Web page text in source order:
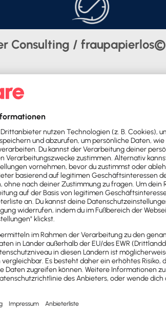
Consulting / fraupapierlos©
plus IT-Projektleiterin + ITIL-zertifiziert. Ich
Systeme und auch den darauf liegenden